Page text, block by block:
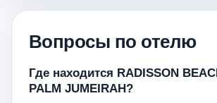
Вопросы по отелю
Где находится RADISSON
PALM JUMEIRAH?